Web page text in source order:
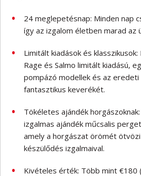
24 meglepetésnap: Minden nap
így az izgalom életben marad az
Limitált kiadások és
Rage és Salmo limitált kiadású,
pompázó modellek és az eredeti
fantasztikus keverékét.
Tökéletes ajándék
izgalmas ajándék műcsalis
amely a horgászat örömét ötvözi
készülődés izgalmaival.
Kivételes érték: Több mint €180